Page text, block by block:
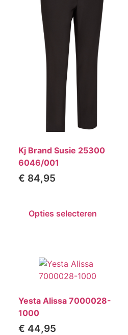
Kj Brand Susie 25300
6046/001
€ 84,95
Opties selecteren
Yesta Alissa 7000028-
1000
€ 44,95